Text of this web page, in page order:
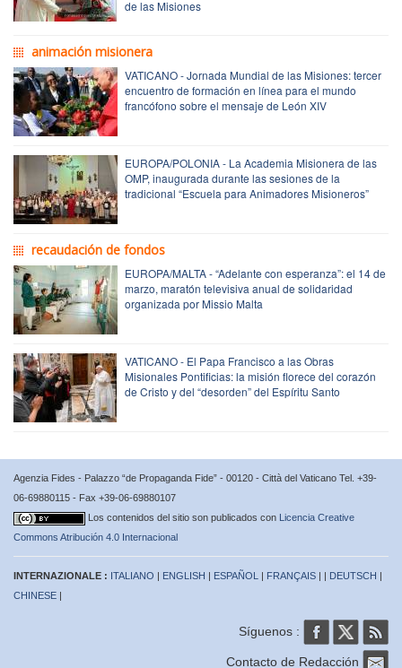
de las Misiones
animación misionera
VATICANO - Jornada Mundial de las Misiones: tercer
encuentro de formación en línea para el mundo
francófono sobre el mensaje de León XIV
EUROPA/POLONIA - La Academia Misionera de las
OMP, inaugurada durante las sesiones de la
tradicional “Escuela para Animadores Misioneros”
recaudación de fondos
EUROPA/MALTA - “Adelante con esperanza”: el 14 de
marzo, maratón televisiva anual de solidaridad
organizada por Missio Malta
VATICANO - El Papa Francisco a las Obras
Misionales Pontificias: la misión florece del corazón
de Cristo y del “desorden” del Espíritu Santo
Agenzia Fides - Palazzo “de Propaganda Fide” - 00120 - Città del Vaticano Tel. +39-
06-69880115 - Fax +39-06-69880107
Los contenidos del sitio son publicados con Licencia Creative
Commons Atribución 4.0 Internacional
INTERNAZIONALE : ITALIANO | ENGLISH | ESPAÑOL | FRANÇAIS | | DEUTSCH |
CHINESE |
Síguenos :
Contacto de Redacción